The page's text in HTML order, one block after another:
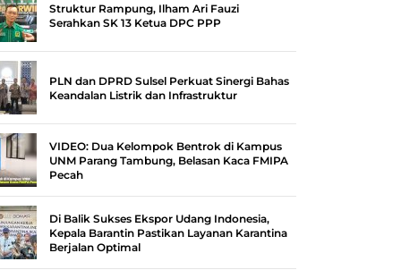
Struktur Rampung, Ilham Ari Fauzi
Serahkan SK 13 Ketua DPC PPP
PLN dan DPRD Sulsel Perkuat Sinergi Bahas
Keandalan Listrik dan Infrastruktur
VIDEO: Dua Kelompok Bentrok di Kampus
UNM Parang Tambung, Belasan Kaca FMIPA
Pecah
Di Balik Sukses Ekspor Udang Indonesia,
Kepala Barantin Pastikan Layanan Karantina
Berjalan Optimal